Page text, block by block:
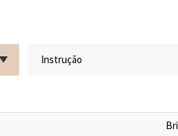
Instrução